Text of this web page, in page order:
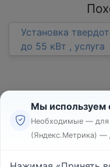
Установка
до 55 кВт , услуга
Мы используем
Необходимые — для
(Яндекс.Метрика) —